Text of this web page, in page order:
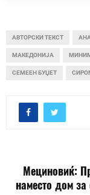
АВТОРСКИ ТЕКСТ
МАКЕДОНИЈА
СЕМЕЕН БУЏЕТ
Мециновиќ:
наместо дом